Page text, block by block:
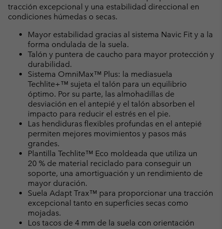
tracción excepcional y una estabilidad direccional en
condiciones húmedas o secas.
Mayor estabilidad gracias al sistema Navic Fit y a la
forma ondulada de la suela.
Talón y puntera de caucho para mayor protección y
durabilidad.
Sistema OmniMax™ Plus: la mediasuela
Techlite+™ sujeta el talón para un equilibrio
óptimo. Por su parte, las almohadillas de
desviación en el antepié y el talón absorben el
impacto para reducir el estrés en el pie.
Las hendiduras flexibles profundas en el antepié
permiten mejores movimientos y pasos más
grandes.
Plantilla Techlite™ Eco moldeada que utiliza un
20 % de material reciclado para conseguir un
soporte, una amortiguación y un rendimiento de
mayor duración.
Suela Adapt Trax™ para proporcionar una tracción
excepcional tanto en superficies secas como
mojadas.
Los tacos de 4 mm de la suela con orientación